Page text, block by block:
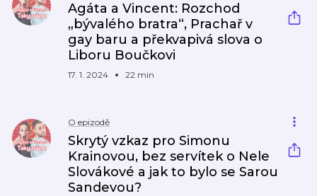
Agáta a Vincent: Rozchod
„bývalého bratra“, Prachař v
gay baru a překvapivá slova o
Liboru Boučkovi
17. 1. 2024 22 min
O epizodě
Skrytý vzkaz pro Simonu
Krainovou, bez servítek o Nele
Slovákové a jak to bylo se Sarou
Sandevou?